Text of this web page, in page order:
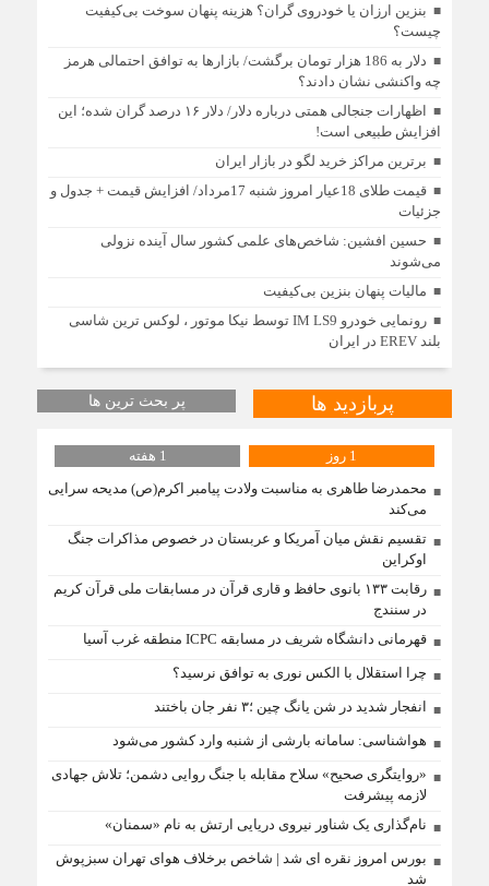
بنزین ارزان یا خودروی گران؟ هزینه پنهان سوخت بی‌کیفیت
چیست؟
دلار به 186 هزار تومان برگشت/ بازارها به توافق احتمالی هرمز
چه واکنشی نشان دادند؟
اظهارات جنجالی همتی درباره دلار/ دلار ۱۶ درصد گران شده؛ این
افزایش طبیعی است!
برترین مراکز خرید لگو در بازار ایران
قیمت طلای 18عیار امروز شنبه 17مرداد/ افزایش قیمت + جدول و
جزئیات
حسین افشین: شاخص‌های علمی کشور سال آینده نزولی
می‌شوند
مالیات پنهان بنزین بی‌کیفیت
رونمایی خودرو IM LS9 توسط نیکا موتور ، لوکس ترین شاسی
بلند EREV در ایران
پربازدید ها پر بحث ترین ها
1 روز
1 هفته
محمدرضا طاهری به مناسبت ولادت پیامبر اکرم(ص) مدیحه سرایی
می‌کند
تقسیم نقش میان آمریکا و عربستان در خصوص مذاکرات جنگ
اوکراین
رقابت ۱۳۳ بانوی حافظ و قاری قرآن در مسابقات ملی قرآن کریم
در سنندج
قهرمانی دانشگاه شریف در مسابقه ICPC منطقه غرب آسیا
چرا استقلال با الکس نوری به توافق نرسید؟
انفجار شدید در شن یانگ چین ؛۳ نفر جان باختند
هواشناسی: سامانه بارشی از شنبه وارد کشور می‌شود
«روایتگری صحیح» سلاح مقابله با جنگ روایی دشمن؛ تلاش جهادی
لازمه پیشرفت
نام‌گذاری یک شناور نیروی دریایی ارتش به نام «سمنان»
بورس امروز نقره ای شد | شاخص برخلاف هوای تهران سبزپوش
شد